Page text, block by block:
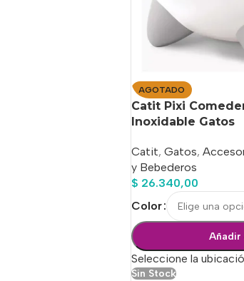
AGOTADO
Catit Pixi
Inoxidable Gatos
Catit, Gatos,
y Bebederos
$ 26.340,00
Color
Seleccione la
Sin Stock